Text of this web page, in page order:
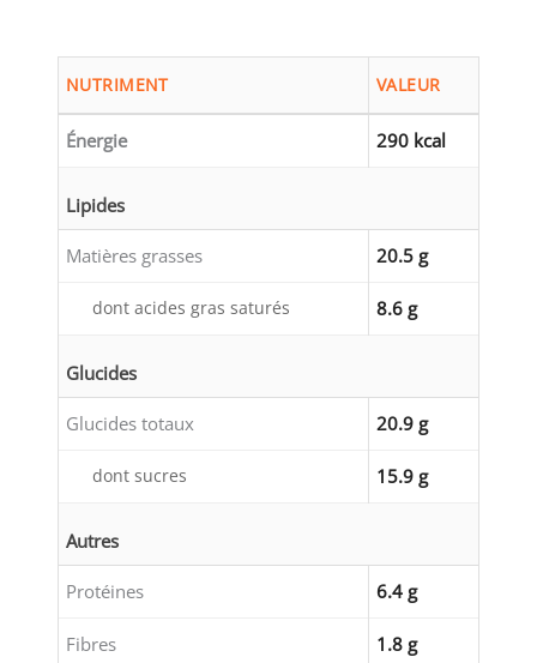
NUTRIMENT VALEUR
Énergie 290 kcal
Lipides
Matières grasses 20.5 g
dont acides gras saturés 8.6 g
Glucides
Glucides totaux 20.9 g
dont sucres 15.9 g
Autres
Protéines 6.4 g
Fibres 1.8 g